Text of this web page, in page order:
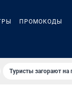
ПРОМОКОДЫ
Туристы загорают